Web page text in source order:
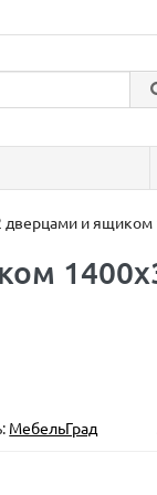
дверцами и
МебельГрад